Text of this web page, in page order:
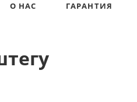
О НАС ГАРАНТИЯ